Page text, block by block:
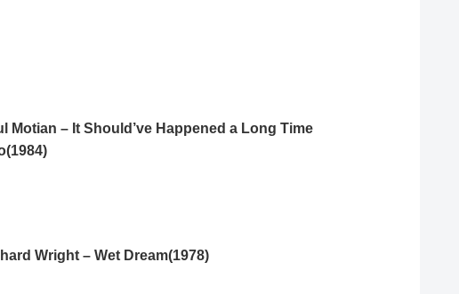
Motian – It Should’ve Happened a Long Time
Wright – Wet Dream(1978)